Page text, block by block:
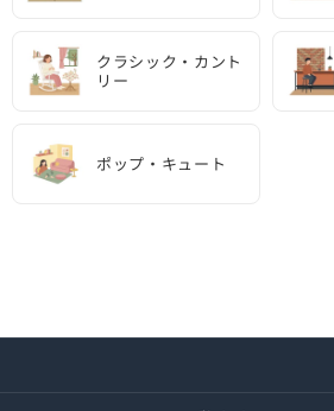
クラシック・カント
リー
ポップ・キュート